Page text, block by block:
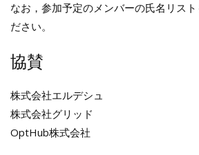
なお，参加予定のメンバーの氏名リス
ださい。
協賛
株式会社エルデシュ
株式会社グリッド
OptHub株式会社